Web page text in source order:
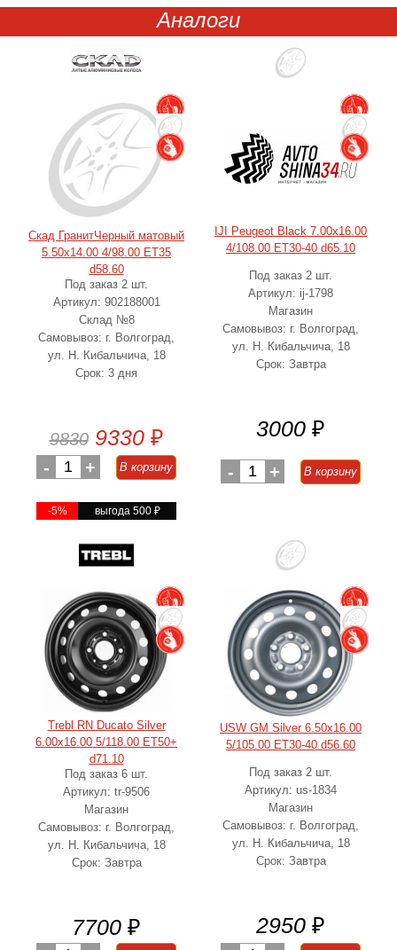
Аналоги
Скад ГранитЧерный матовый
5.50x14.00 4/98.00 ET35
d58.60
Под заказ 2 шт.
Артикул: 902188001
Склад №8
Самовывоз: г. Волгоград,
ул. Н. Кибальчича, 18
Срок: 3 дня
9830 9330 ₽
- 1 + В корзину
-5% выгода 500 ₽
IJI Peugeot Black 7.00x16.00
4/108.00 ET30-40 d65.10
Под заказ 2 шт.
Артикул: ij-1798
Магазин
Самовывоз: г. Волгоград,
ул. Н. Кибальчича, 18
Срок: Завтра
3000 ₽
- 1 + В корзину
Trebl RN Ducato Silver
6.00x16.00 5/118.00 ET50+
d71.10
Под заказ 6 шт.
Артикул: tr-9506
Магазин
Самовывоз: г. Волгоград,
ул. Н. Кибальчича, 18
Срок: Завтра
7700 ₽
USW GM Silver 6.50x16.00
5/105.00 ET30-40 d56.60
Под заказ 2 шт.
Артикул: us-1834
Магазин
Самовывоз: г. Волгоград,
ул. Н. Кибальчича, 18
Срок: Завтра
2950 ₽